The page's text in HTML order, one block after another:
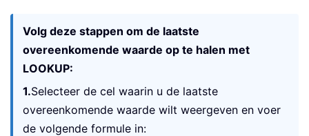
Volg deze stappen om de laatste
overeenkomende waarde op te halen met
LOOKUP:
1.Selecteer de cel waarin u de laatste
overeenkomende waarde wilt weergeven en voer
de volgende formule in: